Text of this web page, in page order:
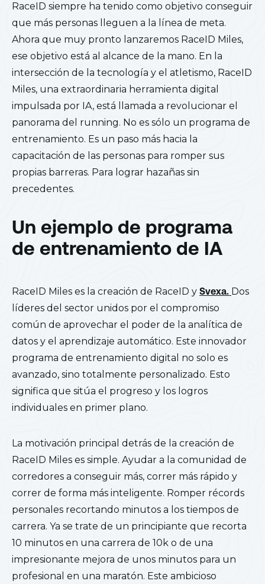
RaceID siempre ha tenido como objetivo conseguir
que más personas lleguen a la línea de meta.
Ahora que muy pronto lanzaremos RaceID Miles,
ese objetivo está al alcance de la mano. En la
intersección de la tecnología y el atletismo, RaceID
Miles, una extraordinaria herramienta digital
impulsada por IA, está llamada a revolucionar el
panorama del running. No es sólo un programa de
entrenamiento. Es un paso más hacia la
capacitación de las personas para romper sus
propias barreras. Para lograr hazañas sin
precedentes.
Un ejemplo de programa
de entrenamiento de IA
RaceID Miles es la creación de RaceID y Svexa. Dos
líderes del sector unidos por el compromiso
común de aprovechar el poder de la analítica de
datos y el aprendizaje automático. Este innovador
programa de entrenamiento digital no solo es
avanzado, sino totalmente personalizado. Esto
significa que sitúa el progreso y los logros
individuales en primer plano.
La motivación principal detrás de la creación de
RaceID Miles es simple. Ayudar a la comunidad de
corredores a conseguir más, correr más rápido y
correr de forma más inteligente. Romper récords
personales recortando minutos a los tiempos de
carrera. Ya se trate de un principiante que recorta
10 minutos en una carrera de 10k o de una
impresionante mejora de unos minutos para un
profesional en una maratón. Este ambicioso